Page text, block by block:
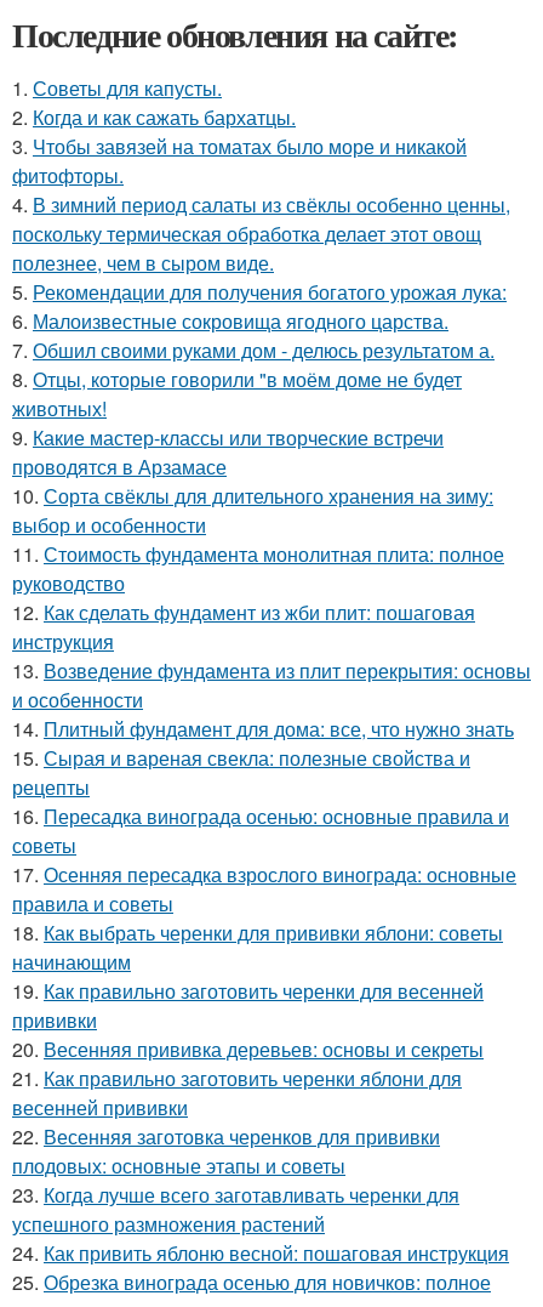
Последние обновления на сайте:
1. Советы для капусты.
2. Когда и как сажать бархатцы.
3. Чтобы завязей на томатах было море и никакой
фитофторы.
4. В зимний период салаты из свёклы особенно ценны,
поскольку термическая обработка делает этот овощ
полезнее, чем в сыром виде.
5. Рекомендации для получения богатого урожая лука:
6. Малоизвестные сокровища ягодного царства.
7. Обшил своими руками дом - делюсь результатом а.
8. Отцы, которые говорили "в моём доме не будет
животных!
9. Какие мастер-классы или творческие встречи
проводятся в Арзамасе
10. Сорта свёклы для длительного хранения на зиму:
выбор и особенности
11. Стоимость фундамента монолитная плита: полное
руководство
12. Как сделать фундамент из жби плит: пошаговая
инструкция
13. Возведение фундамента из плит перекрытия: основы
и особенности
14. Плитный фундамент для дома: все, что нужно знать
15. Сырая и вареная свекла: полезные свойства и
рецепты
16. Пересадка винограда осенью: основные правила и
советы
17. Осенняя пересадка взрослого винограда: основные
правила и советы
18. Как выбрать черенки для прививки яблони: советы
начинающим
19. Как правильно заготовить черенки для весенней
прививки
20. Весенняя прививка деревьев: основы и секреты
21. Как правильно заготовить черенки яблони для
весенней прививки
22. Весенняя заготовка черенков для прививки
плодовых: основные этапы и советы
23. Когда лучше всего заготавливать черенки для
успешного размножения растений
24. Как привить яблоню весной: пошаговая инструкция
25. Обрезка винограда осенью для новичков: полное